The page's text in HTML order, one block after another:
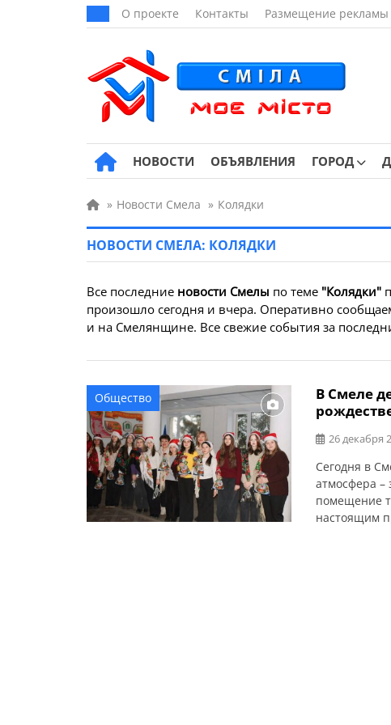
О проекте Контакты Размещение рекламы
НОВОСТИ ОБЪЯВЛЕНИЯ ГОРОД
» Новости Смела » Колядки
НОВОСТИ СМЕЛА: КОЛЯДКИ
Все последние новости Смелы по теме "Колядки"
произошло сегодня и вчера. Оперативно
и на Смелянщине. Все свежие события за
Общество
В Смеле
26 декабря
Сегодня в
атмосфера –
помещение
настоящим